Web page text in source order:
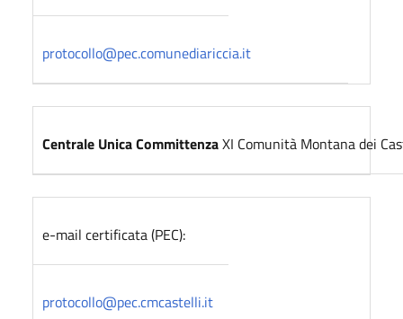
protocollo@pec.comunediariccia.it
Centrale Unica CommittenzaXI Comunità Montana dei
e-mail certificata (PEC):
protocollo@pec.cmcastelli.it